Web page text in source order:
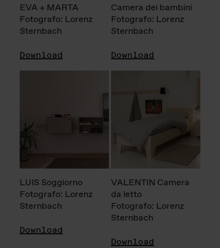
EVA + MARTA
Fotografo: Lorenz
Sternbach
Download
Camera dei bambini
Fotografo: Lorenz
Sternbach
Download
LUIS Soggiorno
Fotografo: Lorenz
Sternbach
Download
VALENTIN Camera
da letto
Fotografo: Lorenz
Sternbach
Download